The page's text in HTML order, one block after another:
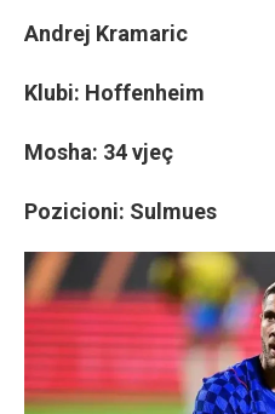
Andrej Kramaric
Klubi: Hoffenheim
Mosha: 34 vjeç
Pozicioni: Sulmues